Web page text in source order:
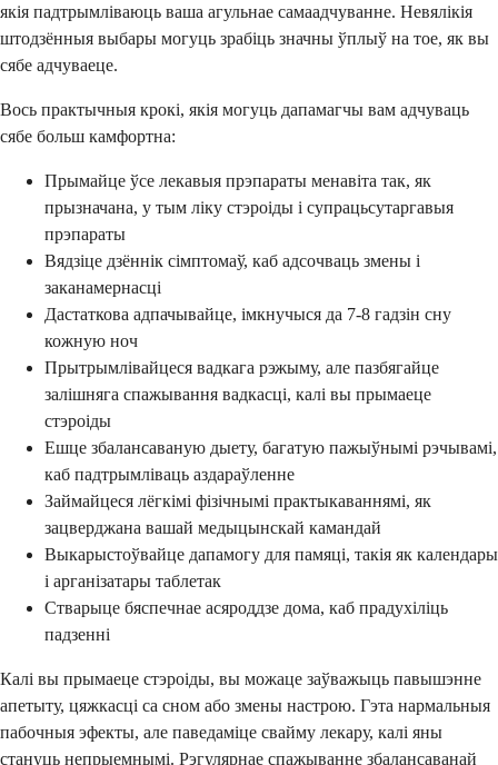
якія падтрымліваюць ваша агульнае самаадчуванне. Невялікія
штодзённыя выбары могуць зрабіць значны ўплыў на тое, як вы
сябе адчуваеце.
Вось практычныя крокі, якія могуць дапамагчы вам адчуваць
сябе больш камфортна:
Прымайце ўсе лекавыя прэпараты менавіта так, як
прызначана, у тым ліку стэроіды і супрацьсутаргавыя
прэпараты
Вядзіце дзённік сімптомаў, каб адсочваць змены і
заканамернасці
Дастаткова адпачывайце, імкнучыся да 7-8 гадзін сну
кожную ноч
Прытрымлівайцеся вадкага рэжыму, але пазбягайце
залішняга спажывання вадкасці, калі вы прымаеце
стэроіды
Ешце збалансаваную дыету, багатую пажыўнымі рэчывамі,
каб падтрымліваць аздараўленне
Займайцеся лёгкімі фізічнымі практыкаваннямі, як
зацверджана вашай медыцынскай камандай
Выкарыстоўвайце дапамогу для памяці, такія як календары
і арганізатары таблетак
Стварыце бяспечнае асяроддзе дома, каб прадухіліць
падзенні
Калі вы прымаеце стэроіды, вы можаце заўважыць павышэнне
апетыту, цяжкасці са сном або змены настрою. Гэта нармальныя
пабочныя эфекты, але паведаміце свайму лекару, калі яны
стануць непрыемнымі. Рэгулярнае спажыванне збалансаванай